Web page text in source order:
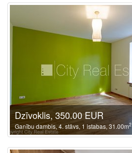
Dzīvoklis, 350.00 EUR
Ganību dambis, 4. stāvs, 1 istabas, 31.00m2